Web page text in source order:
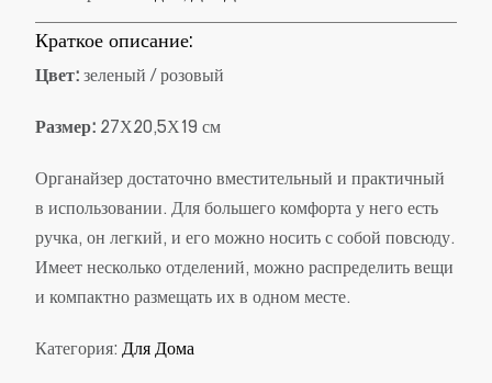
Краткое описание:
Цвет: зеленый / розовый
Размер: 27Х20,5Х19 см
Органайзер достаточно вместительный и практичный
в использовании. Для большего комфорта у него есть
ручка, он легкий, и его можно носить с собой повсюду.
Имеет несколько отделений, можно распределить вещи
и компактно размещать их в одном месте.
Категория:Для Дома